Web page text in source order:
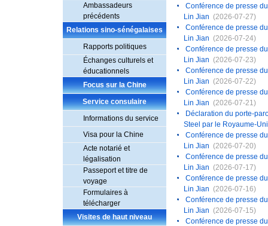
Ambassadeurs
précédents
Relations sino-sénégalaises
Rapports politiques
Échanges culturels et
éducationnels
Focus sur la Chine
Service consulaire
Informations du service
Visa pour la Chine
Acte notarié et
légalisation
Passeport et titre de
voyage
Formulaires à
télécharger
Visites de haut niveau
Conférence de presse
Lin Jian (2026-07-27)
Conférence de presse
Lin Jian (2026-07-24)
Conférence de presse
Lin Jian (2026-07-23)
Conférence de presse
Lin Jian (2026-07-22)
Conférence de presse
Lin Jian (2026-07-21)
Déclaration du porte-
Steel par le Royaume-Uni
Conférence de presse
Lin Jian (2026-07-20)
Conférence de presse
Lin Jian (2026-07-17)
Conférence de presse
Lin Jian (2026-07-16)
Conférence de presse
Lin Jian (2026-07-15)
Conférence de presse